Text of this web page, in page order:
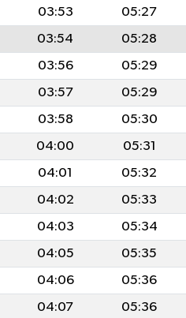
03:53 05:27
03:54 05:28
03:56 05:29
03:57 05:29
03:58 05:30
04:00 05:31
04:01 05:32
04:02 05:33
04:03 05:34
04:05 05:35
04:06 05:36
04:07 05:36